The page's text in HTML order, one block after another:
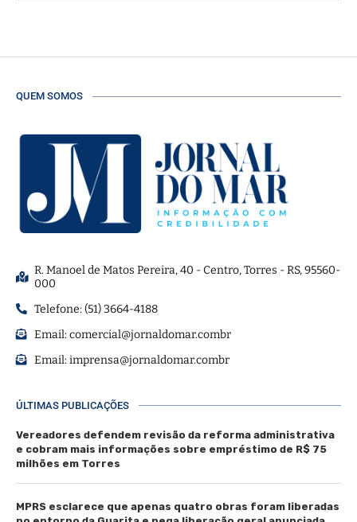
QUEM SOMOS
R. Manoel de Matos Pereira, 40 - Centro, Torres - RS, 95560-
000
Telefone: (51) 3664-4188
Email:comercial@jornaldomar.combr
Email:imprensa@jornaldomar.combr
ÚLTIMAS PUBLICAÇÕES
Vereadores defendem revisão da reforma administrativa
e cobram mais informações sobre empréstimo de R$ 75
milhões em Torres
MPRS esclarece que apenas quatro obras foram liberadas